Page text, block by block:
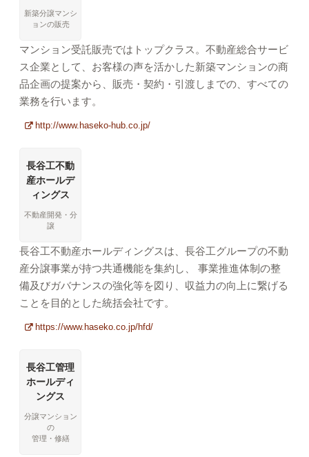
新築分譲マンシ
ョンの販売
マンション受託販売ではトップクラス。不動産総合サービ
ス企業として、お客様の声を活かした新築マンションの商
品企画の提案から、販売・契約・引渡しまでの、すべての
業務を行います。
http://www.haseko-hub.co.jp/
長谷工不動
産ホールデ
ィングス
不動産開発・分
譲
長谷工不動産ホールディングスは、長谷工グループの不動
産分譲事業が持つ共通機能を集約し、 事業推進体制の整
備及びガバナンスの強化等を図り、収益力の向上に繋げる
ことを目的とした統括会社です。
https://www.haseko.co.jp/hfd/
長谷工管理
ホールディ
ングス
分譲マンション
の
管理・修繕